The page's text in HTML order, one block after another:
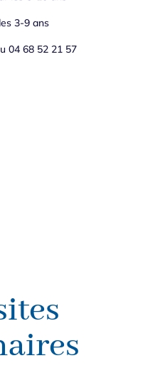
3-9 ans
04 68 52 21 57